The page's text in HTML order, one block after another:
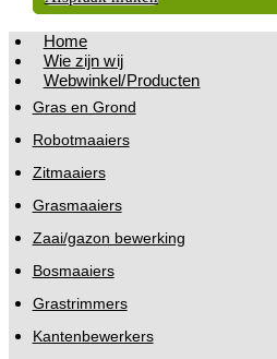
Home
Wie zijn wij
Webwinkel/Producten
Gras en Grond
Robotmaaiers
Zitmaaiers
Grasmaaiers
Zaai/gazon bewerking
Bosmaaiers
Grastrimmers
Kantenbewerkers